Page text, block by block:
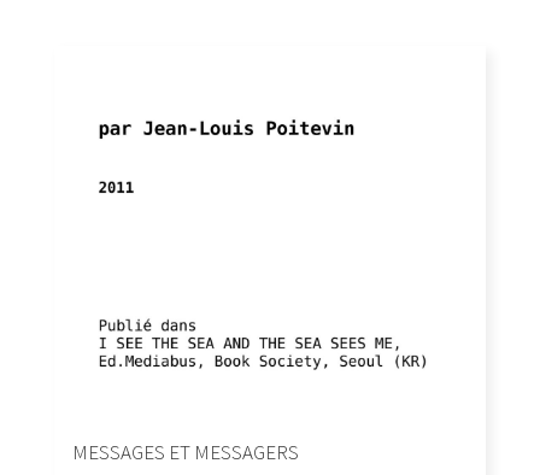
MESSAGES ET MESSAGERS